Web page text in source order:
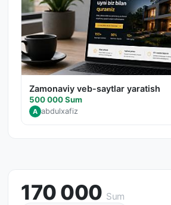
Zamonaviy veb-saytlar yaratish
500 000 Sum
A abdulxafiz
170 000 Sum